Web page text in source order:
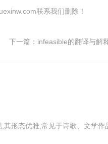
联系我们删除！
下一篇： infeasible的翻译与解
其形态优雅,常见于诗歌、文学作